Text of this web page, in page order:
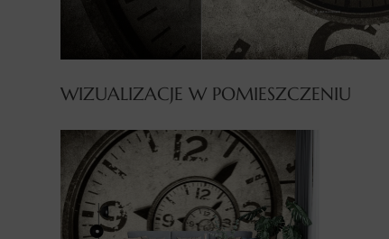
WIZUALIZACJE W POMIESZCZENIU